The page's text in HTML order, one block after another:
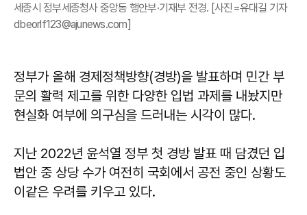
세종시 정부세종청사 중앙동 행안부·기재부 전경. [사진=유대길 기자
dbeorlf123@ajunews.com]
정부가 올해 경제정책방향(경방)을 발표하며 민간 부
문의 활력 제고를 위한 다양한 입법 과제를 내놨지만
현실화 여부에 의구심을 드러내는 시각이 많다.
지난 2022년 윤석열 정부 첫 경방 발표 때 담겼던 입
법안 중 상당 수가 여전히 국회에서 공전 중인 상황도
이같은 우려를 키우고 있다.